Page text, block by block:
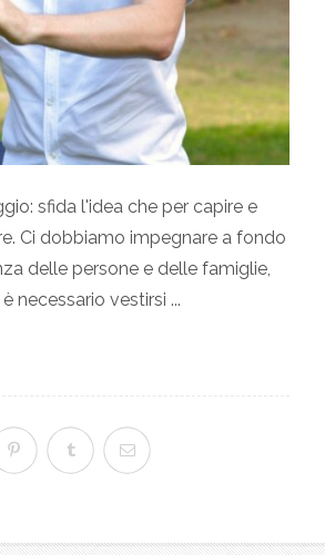
sfida l'idea che per capire e
Ci dobbiamo impegnare a fondo
delle persone e delle famiglie,
necessario vestirsi ...